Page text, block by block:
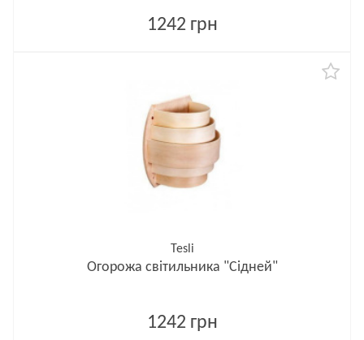
1242 грн
Tesli
Огорожа світильника "Сідней"
1242 грн